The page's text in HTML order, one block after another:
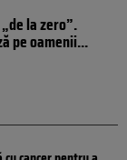
la zero”.
pe oamenii...